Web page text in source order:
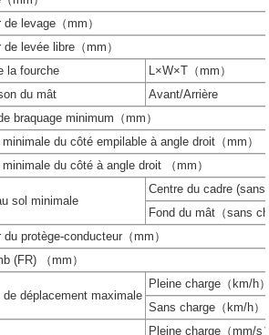
de levage（mm）
de levée libre（mm）
la fourche
L×W×T（mm）
du mât
Avant/Arrière
braquage minimum（mm）
minimale du côté empilable à angle droit（mm）
minimale du côté à angle droit （mm）
sol minimale
Centre du cadre
Fond du mât（sans
du protège-conducteur（mm）
(FR) （mm）
déplacement maximale
Pleine charge（km/h
Sans charge（km/h）
Pleine charge（mm/s